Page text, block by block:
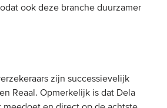
Benchmarking
ZOEKEN
ook deze branche duurzamer
zijn successievelijk
Reaal. Opmerkelijk is dat Dela